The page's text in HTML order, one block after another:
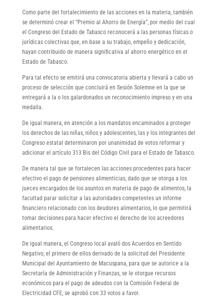
Como parte del fortalecimiento de las acciones en la materia, también
se determinó crear el “Premio al Ahorro de Energía”, por medio del cual
el Congreso del Estado de Tabasco reconocerá a las personas físicas o
jurídicas colectivas que, en base a su trabajo, empeño y dedicación,
hayan contribuido de manera significativa al ahorro energético en el
Estado de Tabasco.
Para tal efecto se emitirá una convocatoria abierta y llevará a cabo un
proceso de selección que concluirá en Sesión Solemne en la que se
entregará a la o los galardonados un reconocimiento impreso y en una
medalla.
De igual manera, en atención a los mandatos encaminados a proteger
los derechos de las niñas, niños y adolescentes, las y los integrantes del
Congreso estatal determinaron por unanimidad de votos reformar y
adicionar el artículo 313 Bis del Código Civil para el Estado de Tabasco.
De manera tal que se fortalecen las acciones procedentes para hacer
efectivo el pago de pensiones alimenticias, dado que se otorga a los
jueces encargados de los asuntos en materia de pago de alimentos, la
facultad parar solicitar a las autoridades competentes un informe
financiero relacionado con los deudores alimentarios, lo que permitirá
tomar decisiones para hacer efectivo el derecho de los acreedores
alimentarios.
De igual manera, el Congreso local avaló dos Acuerdos en Sentido
Negativo, el primero de ellos derivado de la solicitud del Presidente
Municipal del Ayuntamiento de Macuspana, para que se autorice a la
Secretaría de Administración y Finanzas, se le otorgue recursos
económicos para el pago de adeudos con la Comisión Federal de
Electricidad CFE, se aprobó con 33 votos a favor.